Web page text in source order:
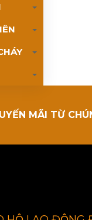
MÃI TỪ